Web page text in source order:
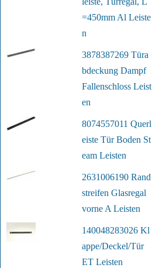
=450mm Al Leiste
n
3878387269 Türa
bdeckung Dampf
Fallenschloss Leist
en
8074557011 Querl
eiste Tür Boden St
eam Leisten
2631006190 Rand
streifen Glasregal
vorne A Leisten
140048283026 Kl
appe/Deckel/Tür
ET Leisten